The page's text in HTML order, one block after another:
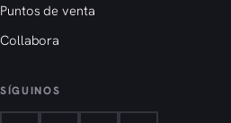
Puntos de venta
Collabora
SÍGUINOS